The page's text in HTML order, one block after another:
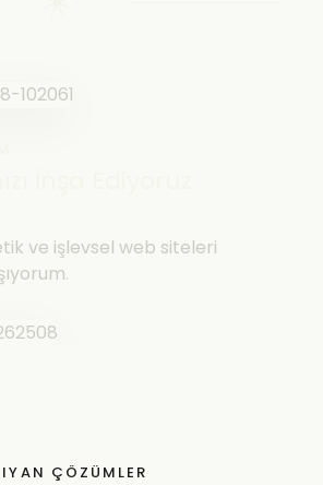
ve işlevsel web siteleri
ÇÖZÜMLER